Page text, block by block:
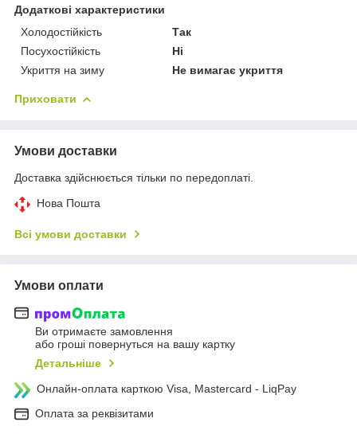
Додаткові характеристики
Холодостійкість
Так
Посухостійкість
Ні
Укриття на зиму
Не вимагає укриття
Приховати
Умови доставки
Доставка здійснюється тільки по передоплаті.
Нова Пошта
Всі умови доставки
Умови оплати
Ви отримаєте замовлення
або гроші повернуться на вашу картку
Детальніше
Онлайн-оплата карткою Visa, Mastercard - LiqPay
Оплата за реквізитами